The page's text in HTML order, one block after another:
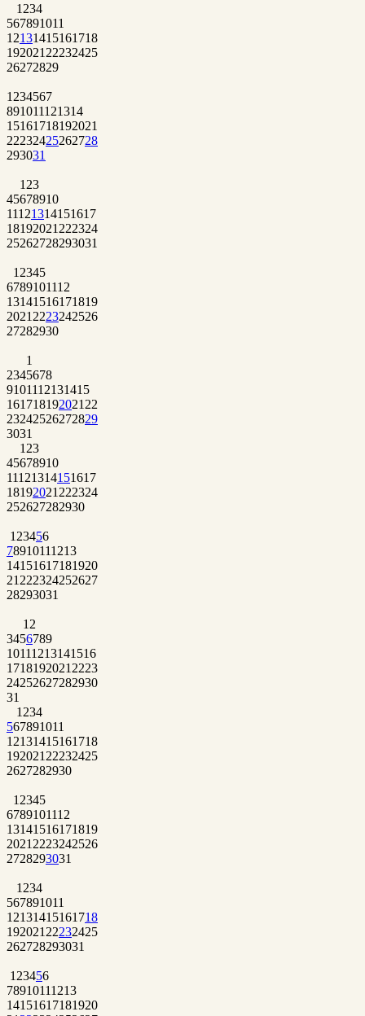
1 234
567891011
12131415161718
192021 22232425
26272829
1 234567
891011121314
15161718192021
22232425262728
293031
1 23
45678910
11121314151617
18192021 222324
25262728293031
1 2345
6789101112
13141516171819
2021 2223242526
27282930
1
2345678
9101112131415
161718192021 22
23242526272829
3031
1 23
45678910
11121314151617
18192021 222324
252627282930
1 23456
78910111213
14151617181920
21 222324252627
28293031
1 2
3456789
10111213141516
1718192021 2223
24252627282930
31
1 234
567891011
12131415161718
192021 22232425
2627282930
1 2345
6789101112
13141516171819
2021 2223242526
2728293031
1 234
567891011
12131415161718
192021 22232425
262728293031
1 23456
78910111213
14151617181920